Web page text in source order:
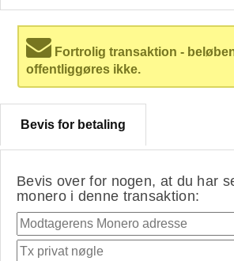
Fortrolig transaktion -
offentliggøres ikke.
Bevis for betaling
Bevis over for nogen, at du har
monero i denne transaktion: